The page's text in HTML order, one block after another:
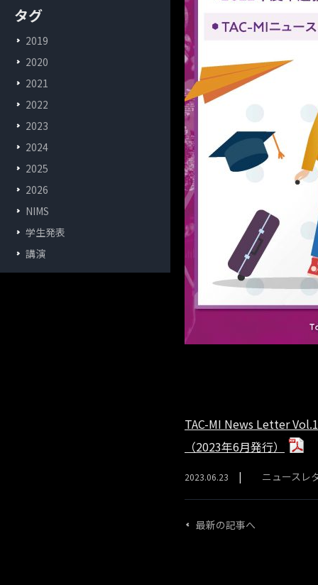
タグ
2019
2020
2021
2022
2023
2024
2025
2026
NIMS
学生発表
講演
TAC-MI News Letter
（2023年6月発行）
2023.06.23 ニュースレ
最新の記事へ